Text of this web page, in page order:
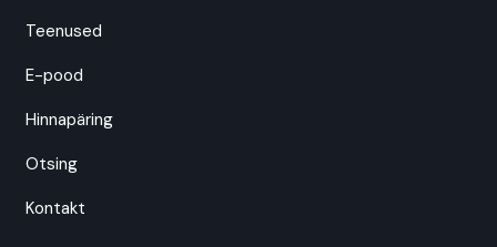
Teenused
E-pood
Hinnapäring
Otsing
Kontakt